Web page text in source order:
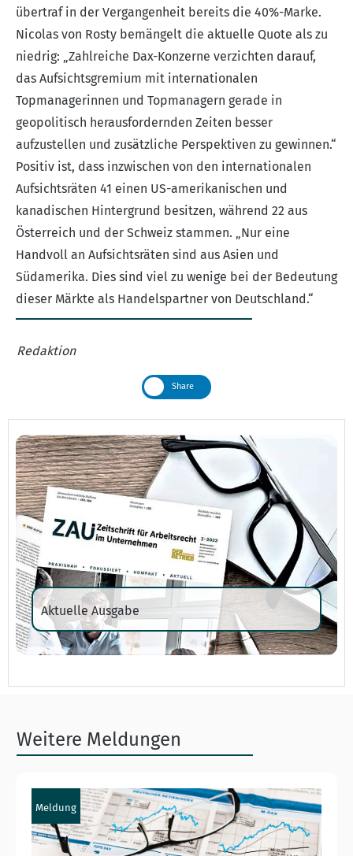
übertraf in der Vergangenheit bereits die 40%-Marke.
Nicolas von Rosty bemängelt die aktuelle Quote als zu
niedrig: „Zahlreiche Dax-Konzerne verzichten darauf,
das Aufsichtsgremium mit internationalen
Topmanagerinnen und Topmanagern gerade in
geopolitisch herausfordernden Zeiten besser
aufzustellen und zusätzliche Perspektiven zu gewinnen.“
Positiv ist, dass inzwischen von den internationalen
Aufsichtsräten 41 einen US-amerikanischen und
kanadischen Hintergrund besitzen, während 22 aus
Österreich und der Schweiz stammen. „Nur eine
Handvoll an Aufsichtsräten sind aus Asien und
Südamerika. Dies sind viel zu wenige bei der Bedeutung
dieser Märkte als Handelspartner von Deutschland.“
Redaktion
Share
Aktuelle Ausgabe
Weitere Meldungen
Meldung